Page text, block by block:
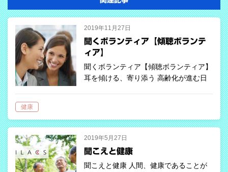
2019年11月27日
聞くボランティア【傾聴ボランテ
ィア】
聞くボランティア【傾聴ボランティア】
耳を傾ける、寄り添う 高齢化が進む日
たのは、一人のお客様Aさん（７０代女
性…
健康
2019年5月27日
聞こえと健康
聞こえと健康 人間、健康であることが